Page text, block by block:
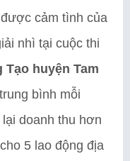
cảm tình của
nhì tại cuộc thi
Tạo huyện Tam
bình mỗi
doanh thu hơn
5 lao động địa